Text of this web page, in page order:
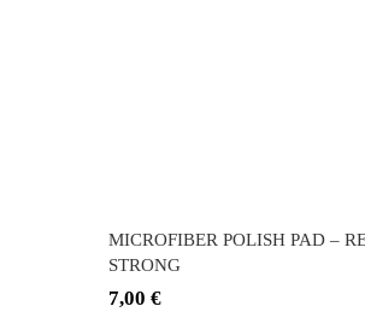
MICROFIBER POLISH PAD –
STRONG
7,00 €